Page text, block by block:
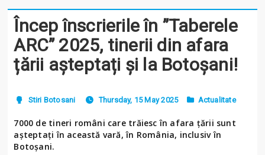
Încep înscrierile în ”Taberele
ARC” 2025, tinerii din afara
țării așteptați și la Botoșani!
Stiri Botosani Thursday, 15 May 2025 Actualitate
7000 de tineri români care trăiesc în afara țării sunt
așteptați în această vară, în România, inclusiv în
Botoșani.